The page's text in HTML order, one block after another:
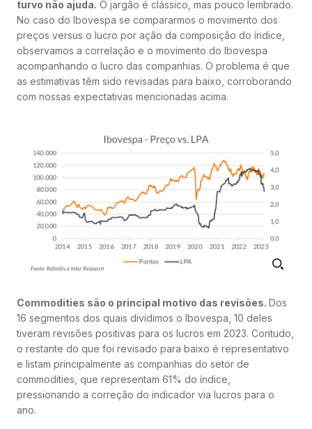
turvo não ajuda. O jargão é clássico, mas pouco lembrado.
No caso do Ibovespa se compararmos o movimento dos
preços versus o lucro por ação da composição do índice,
observamos a correlação e o movimento do Ibovespa
acompanhando o lucro das companhias. O problema é que
as estimativas têm sido revisadas para baixo, corroborando
com nossas expectativas mencionadas acima.
Commodities são o principal motivo das revisões. Dos
16 segmentos dos quais dividimos o Ibovespa, 10 deles
tiveram revisões positivas para os lucros em 2023. Contudo,
o restante do que foi revisado para baixo é representativo
e listam principalmente as companhias do setor de
commodities, que representam 61% do índice,
pressionando a correção do indicador via lucros para o
ano.